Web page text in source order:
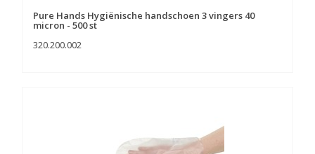
Pure Hands Hygiënische handschoen 3 vingers 40
micron - 500 st
320.200.002